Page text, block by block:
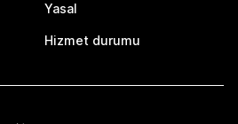
Yasal
Hizmet durumu